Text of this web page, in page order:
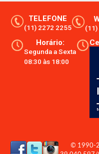
TELEFONE
(11) 2272 2255
Horário:
Segunda a Sexta
08:30 às 18:00
© 1990-